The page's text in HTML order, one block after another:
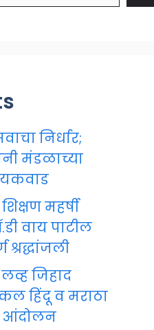
निर्धार;
मंडळाच्या
महर्षी
वाय पाटील
श्रद्धांजली
जिहाद
हिंदू व मराठा
आंदोलन